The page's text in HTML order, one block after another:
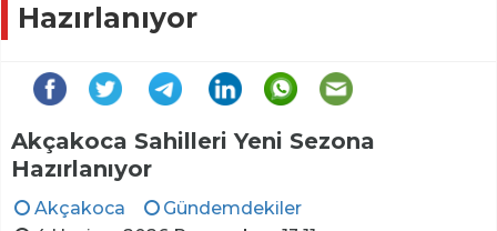
Hazırlanıyor
Akçakoca Sahilleri Yeni Sezona
Hazırlanıyor
Akçakoca
Gündemdekiler